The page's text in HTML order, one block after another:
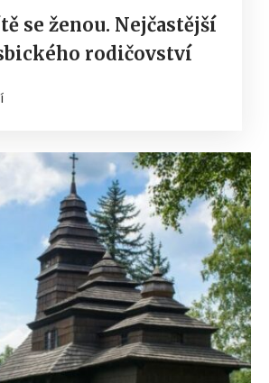
se ženou. Nejčastější
rodičovství